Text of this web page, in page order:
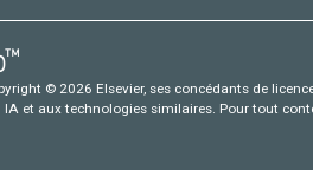
© 2026 Elsevier, ses concédants de
et aux technologies similaires. Pour tout